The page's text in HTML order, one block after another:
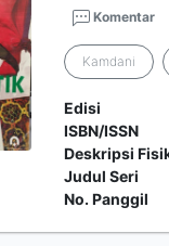
Komentar
Kamdani
Edisi
ISBN/ISSN
Deskripsi
Judul Seri
No. Panggil